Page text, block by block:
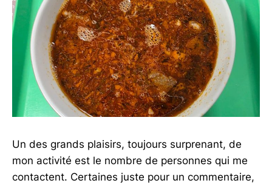
Un des grands plaisirs, toujours surprenant, de
mon activité est le nombre de personnes qui me
contactent. Certaines juste pour un commentaire,